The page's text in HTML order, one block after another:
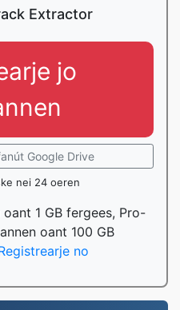
Extractor
jo
Google Drive
nei 24 oeren
1 GB fergees, Pro-
oant 100 GB
no